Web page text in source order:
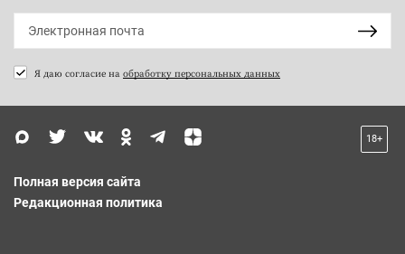
Я даю согласие на обработку персональных данных
18+
Полная версия сайта
Редакционная политика